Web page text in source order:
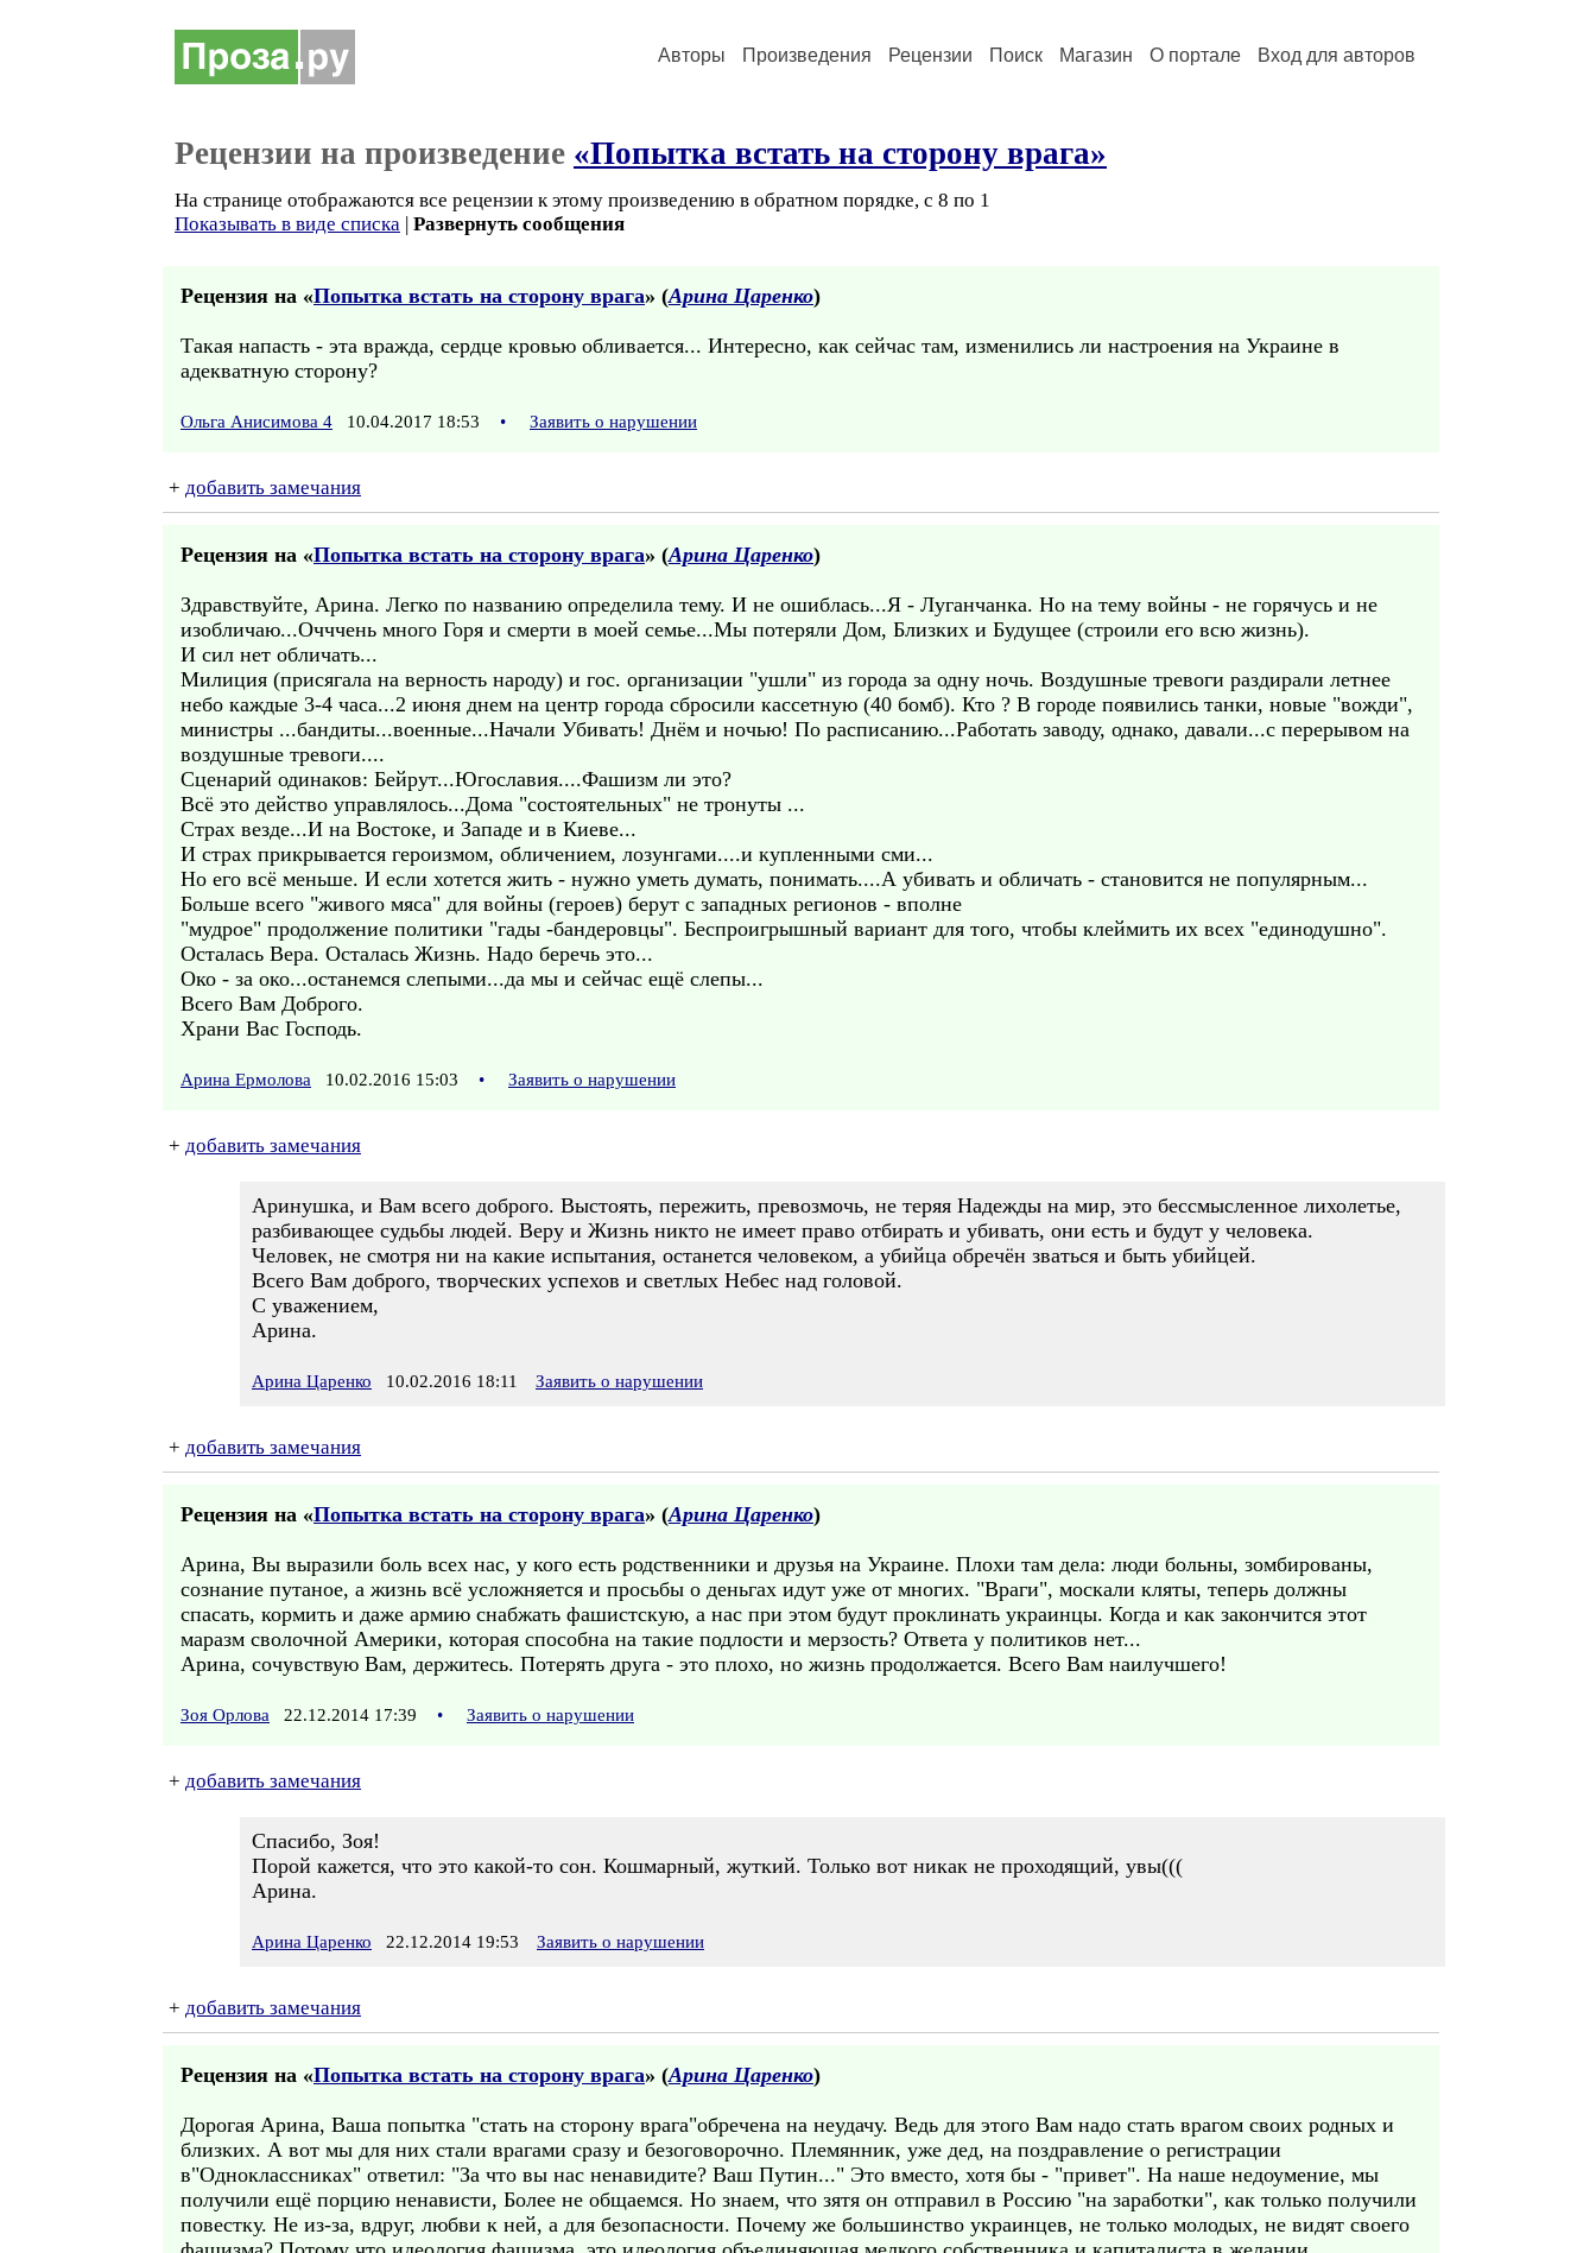
Авторы Произведения Рецензии Поиск Магазин О портале Вход для авторов
Рецензии на произведение «Попытка встать на сторону врага»
На странице отображаются все рецензии к этому произведению в обратном порядке, с 8 по 1
Показывать в виде списка | Развернуть сообщения
Рецензия на «Попытка встать на сторону врага» (Арина Царенко)
Такая напасть - эта вражда, сердце кровью обливается... Интересно, как сейчас там, изменились ли настроения на Украине в
адекватную сторону?
Ольга Анисимова 4 10.04.2017 18:53 • Заявить о нарушении
+ добавить замечания
Рецензия на «Попытка встать на сторону врага» (Арина Царенко)
Здравствуйте, Арина. Легко по названию определила тему. И не ошиблась...Я - Луганчанка. Но на тему войны - не горячусь и не
изобличаю...Очччень много Горя и смерти в моей семье...Мы потеряли Дом, Близких и Будущее (строили его всю жизнь).
И сил нет обличать...
Милиция (присягала на верность народу) и гос. организации "ушли" из города за одну ночь. Воздушные тревоги раздирали летнее
небо каждые 3-4 часа...2 июня днем на центр города сбросили кассетную (40 бомб). Кто ? В городе появились танки, новые "вожди",
министры ...бандиты...военные...Начали Убивать! Днём и ночью! По расписанию...Работать заводу, однако, давали...с перерывом на
воздушные тревоги....
Сценарий одинаков: Бейрут...Югославия....Фашизм ли это?
Всё это действо управлялось...Дома "состоятельных" не тронуты ...
Страх везде...И на Востоке, и Западе и в Киеве...
И страх прикрывается героизмом, обличением, лозунгами....и купленными сми...
Но его всё меньше. И если хотется жить - нужно уметь думать, понимать....А убивать и обличать - становится не популярным...
Больше всего "живого мяса" для войны (героев) берут с западных регионов - вполне
"мудрое" продолжение политики "гады -бандеровцы". Беспроигрышный вариант для того, чтобы клеймить их всех "единодушно".
Осталась Вера. Осталась Жизнь. Надо беречь это...
Око - за око...останемся слепыми...да мы и сейчас ещё слепы...
Всего Вам Доброго.
Храни Вас Господь.
Арина Ермолова 10.02.2016 15:03 • Заявить о нарушении
+ добавить замечания
Аринушка, и Вам всего доброго. Выстоять, пережить, превозмочь, не теряя Надежды на мир, это бессмысленное лихолетье,
разбивающее судьбы людей. Веру и Жизнь никто не имеет право отбирать и убивать, они есть и будут у человека.
Человек, не смотря ни на какие испытания, останется человеком, а убийца обречён зваться и быть убийцей.
Всего Вам доброго, творческих успехов и светлых Небес над головой.
С уважением,
Арина.
Арина Царенко 10.02.2016 18:11 Заявить о нарушении
+ добавить замечания
Рецензия на «Попытка встать на сторону врага» (Арина Царенко)
Арина, Вы выразили боль всех нас, у кого есть родственники и друзья на Украине. Плохи там дела: люди больны, зомбированы,
сознание путаное, а жизнь всё усложняется и просьбы о деньгах идут уже от многих. "Враги", москали кляты, теперь должны
спасать, кормить и даже армию снабжать фашистскую, а нас при этом будут проклинать украинцы. Когда и как закончится этот
маразм сволочной Америки, которая способна на такие подлости и мерзость? Ответа у политиков нет...
Арина, сочувствую Вам, держитесь. Потерять друга - это плохо, но жизнь продолжается. Всего Вам наилучшего!
Зоя Орлова 22.12.2014 17:39 • Заявить о нарушении
+ добавить замечания
Спасибо, Зоя!
Порой кажется, что это какой-то сон. Кошмарный, жуткий. Только вот никак не проходящий, увы(((
Арина.
Арина Царенко 22.12.2014 19:53 Заявить о нарушении
+ добавить замечания
Рецензия на «Попытка встать на сторону врага» (Арина Царенко)
Дорогая Арина, Ваша попытка "стать на сторону врага"обречена на неудачу. Ведь для этого Вам надо стать врагом своих родных и
близких. А вот мы для них стали врагами сразу и безоговорочно. Племянник, уже дед, на поздравление о регистрации
в"Одноклассниках" ответил: "За что вы нас ненавидите? Ваш Путин..." Это вместо, хотя бы - "привет". На наше недоумение, мы
получили ещё порцию ненависти, Более не общаемся. Но знаем, что зятя он отправил в Россию "на заработки", как только получили
повестку. Не из-за, вдруг, любви к ней, а для безопасности. Почему же большинство украинцев, не только молодых, не видят своего